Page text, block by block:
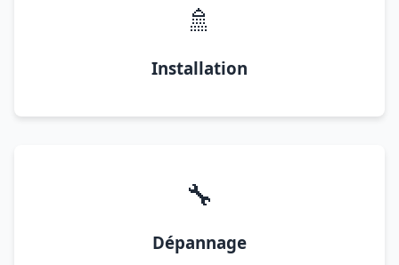
🚿
Installation
🔧
Dépannage